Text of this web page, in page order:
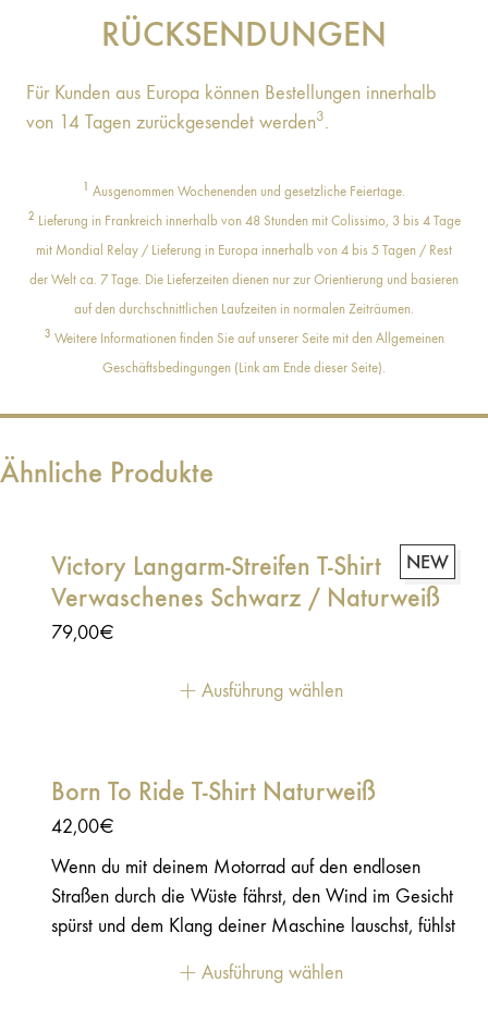
RÜCKSENDUNGEN
Für Kunden aus Europa können Bestellungen innerhalb
von 14 Tagen zurückgesendet werden3.
Ausgenommen Wochenenden und gesetzliche Feiertage.
2 Lieferung in Frankreich innerhalb von 48 Stunden mit Colissimo, 3 bis 4 Tage
mit Mondial Relay / Lieferung in Europa innerhalb von 4 bis 5 Tagen / Rest
der Welt ca. 7 Tage. Die Lieferzeiten dienen nur zur Orientierung und basieren
auf den durchschnittlichen Laufzeiten in normalen Zeiträumen.
3 Weitere Informationen finden Sie auf unserer Seite mit den Allgemeinen
Geschäftsbedingungen (Link am Ende dieser Seite).
Ähnliche Produkte
NEW
Victory Langarm-Streifen T-Shirt
Verwaschenes Schwarz / Naturweiß
79,00€
Ausführung wählen
Born To Ride T-Shirt Naturweiß
42,00€
Wenn du mit deinem Motorrad auf den endlosen
Straßen durch die Wüste fährst, den Wind im Gesicht
spürst und dem Klang deiner Maschine lauschst, fühlst
Superheld! 100 % Baumwolle – 180 g Siebdruck-
Ausführung wählen